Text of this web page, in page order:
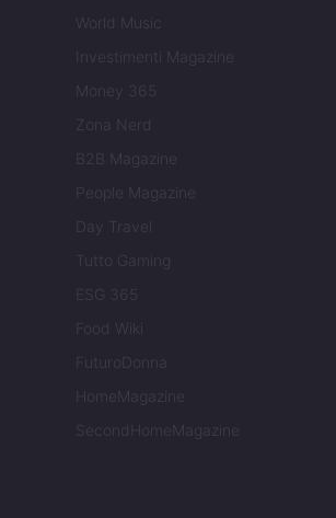
World Music
Investimenti Magazine
Money 365
Zona Nerd
B2B Magazine
People Magazine
Day Travel
Tutto Gaming
ESG 365
Food Wiki
FuturoDonna
HomeMagazine
SecondHomeMagazine